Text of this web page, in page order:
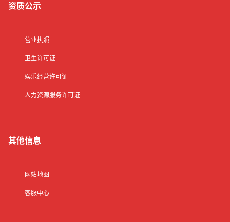
资质公示
营业执照
卫生许可证
娱乐经营许可证
人力资源服务许可证
其他信息
网站地图
客服中心